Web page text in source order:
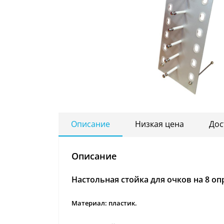
Описание Низкая цена
Описание
Настольная стойка для очков на 8
Материал: пластик.